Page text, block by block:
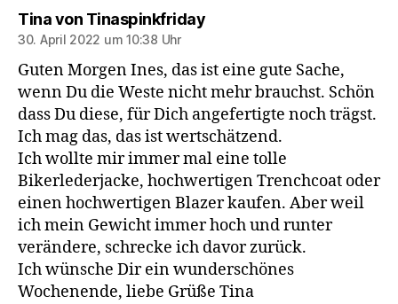
Tina von Tinaspinkfridaysagt:
30. April 2022 um 10:38 Uhr
Guten Morgen Ines, das ist eine gute Sache,
wenn Du die Weste nicht mehr brauchst. Schön
dass Du diese, für Dich angefertigte noch trägst.
Ich mag das, das ist wertschätzend.
Ich wollte mir immer mal eine tolle
Bikerlederjacke, hochwertigen Trenchcoat oder
einen hochwertigen Blazer kaufen. Aber weil
ich mein Gewicht immer hoch und runter
verändere, schrecke ich davor zurück.
Ich wünsche Dir ein wunderschönes
Wochenende, liebe Grüße Tina